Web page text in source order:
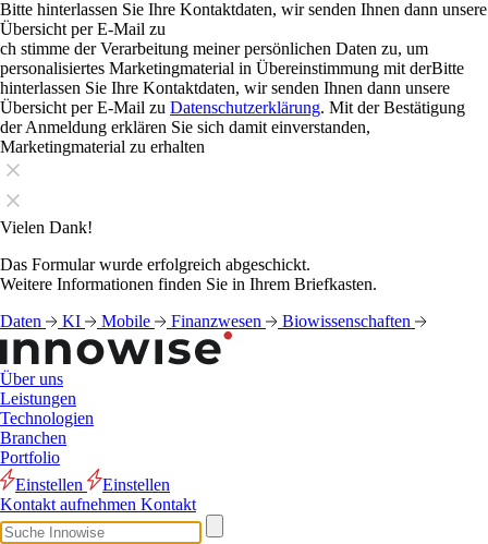
Bitte hinterlassen Sie Ihre Kontaktdaten, wir senden Ihnen dann unsere
Übersicht per E-Mail zu
ch stimme der Verarbeitung meiner persönlichen Daten zu, um
personalisiertes Marketingmaterial in Übereinstimmung mit derBitte
hinterlassen Sie Ihre Kontaktdaten, wir senden Ihnen dann unsere
Übersicht per E-Mail zu Datenschutzerklärung. Mit der Bestätigung
der Anmeldung erklären Sie sich damit einverstanden,
Marketingmaterial zu erhalten
Vielen Dank!
Das Formular wurde erfolgreich abgeschickt.
Weitere Informationen finden Sie in Ihrem Briefkasten.
Daten
KI Mobile Finanzwesen Biowissenschaften
Über uns
Leistungen
Technologien
Branchen
Portfolio
Einstellen
Einstellen
Kontakt aufnehmen Kontakt